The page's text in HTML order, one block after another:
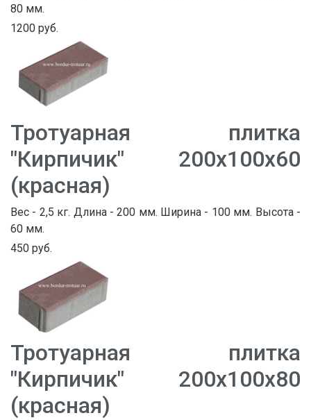
80 мм.
1200 руб.
Тротуарная плитка
"Кирпичик" 200х100х60
(красная)
Вес - 2,5 кг. Длина - 200 мм. Ширина - 100 мм. Высота -
60 мм.
450 руб.
Тротуарная плитка
"Кирпичик" 200х100х80
(красная)